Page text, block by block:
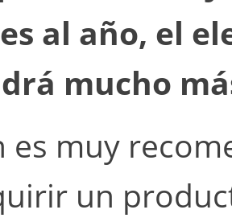
al año, el
mucho
es muy
un